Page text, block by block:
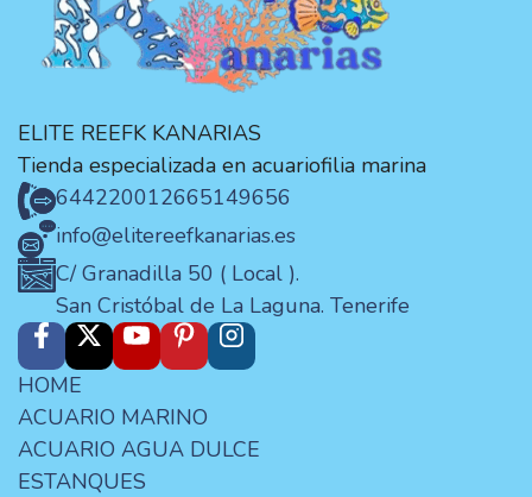
ELITE REEFK KANARIAS
Tienda especializada en acuariofilia marina
644220012665149656
info@elitereefkanarias.es
C/ Granadilla 50 ( Local ).
San Cristóbal de La Laguna. Tenerife
HOME
ACUARIO MARINO
ACUARIO AGUA DULCE
ESTANQUES